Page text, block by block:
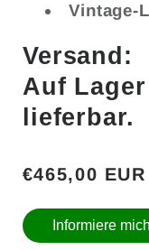
Vintage-
Versand:
Auf
lieferbar.
Normaler
€465,00 EUR
Informiere